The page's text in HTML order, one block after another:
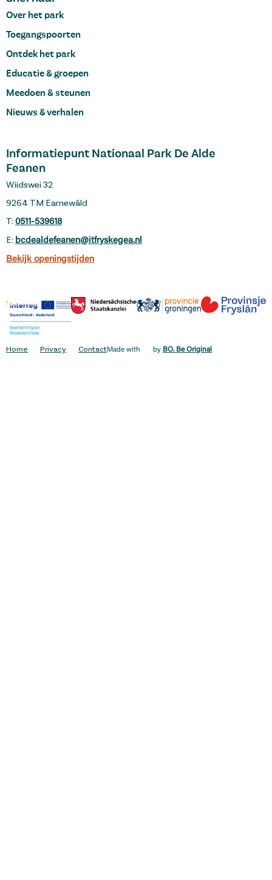
Over het park
Toegangspoorten
Ontdek het park
Educatie & groepen
Meedoen & steunen
Nieuws & verhalen
Informatiepunt Nationaal Park De Alde
Feanen
Wiidswei 32
9264 TM Earnewâld
T: 0511-539618
E: bcdealdefeanen@itfryskegea.nl
Bekijk openingstijden
Home Privacy ContactMade with by BO. Be Original